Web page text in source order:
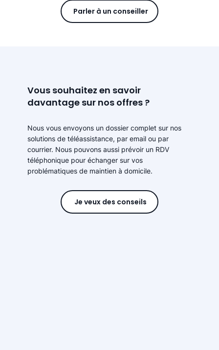
Parler à un conseiller
Vous souhaitez en savoir
davantage sur nos offres ?
Nous vous envoyons un dossier complet sur nos
solutions de téléassistance, par email ou par
courrier. Nous pouvons aussi prévoir un RDV
téléphonique pour échanger sur vos
problématiques de maintien à domicile.
Je veux des conseils